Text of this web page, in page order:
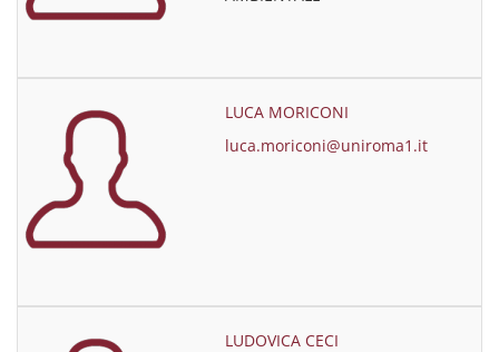
LUCA MORICONI
luca.moriconi@uniroma1.it
LUDOVICA CECI